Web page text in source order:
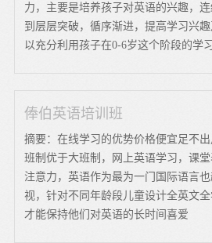
力，主要是培养孩子对英语的兴趣，
到层层突破，循序渐进，提高学习兴
以充分利用孩子在0-6岁这个阶段的学
俸伯英语培训班
摘要：在线学习的优势价格便宜足不
班制优于大班制，网上英语学习，课
注意力，英语作为最为一门国际语言
视，针对不同年龄段儿童设计全英文全
才能保持他们对英语的长时间喜爱